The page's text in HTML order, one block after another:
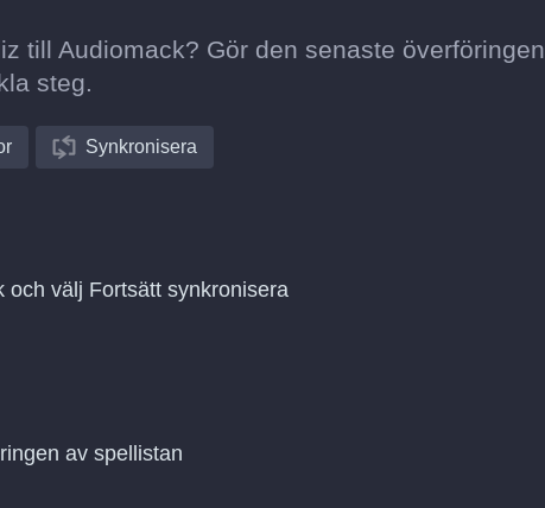
till Audiomack? Gör den senaste överföringen
steg.
Synkronisera
och välj Fortsätt synkronisera
av spellistan